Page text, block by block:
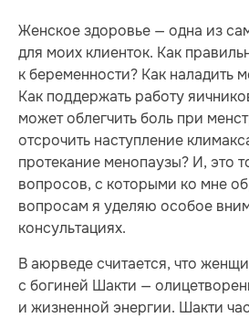
Женское здоровье — одна из
для моих клиенток. Как
к беременности? Как наладить
Как поддержать работу
может облегчить боль при
отсрочить наступление
протекание менопаузы? И, это
вопросов, с которыми ко мне
вопросам я уделяю особое
консультациях.
В аюрведе считается, что
с богиней Шакти —
и жизненной энергии. Шакти